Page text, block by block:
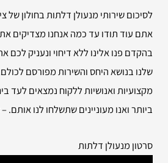
לסיכום שירותי מנעולן דלתות בחולון של
אתם עוד תודו עד כמה אנחנו מצדיקים
בהקדם פנו אלינו ללא דיחוי ונעניק לכם
שלנו בנושא היחס והשירות מפורסם
מקצועיות ואנושיות ללקוח נמצאים לעד
ביותר ואנו מעוניינים שתשלחו לנו אותם. –
סרטון מנעולן דלתות